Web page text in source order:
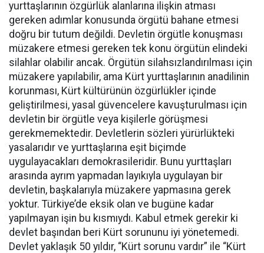
yurttaşlarının özgürlük alanlarına ilişkin atması
gereken adımlar konusunda örgütü bahane etmesi
doğru bir tutum değildi. Devletin örgütle konuşması
müzakere etmesi gereken tek konu örgütün elindeki
silahlar olabilir ancak. Örgütün silahsızlandırılması için
müzakere yapılabilir, ama Kürt yurttaşlarının anadilinin
korunması, Kürt kültürünün özgürlükler içinde
geliştirilmesi, yasal güvencelere kavuşturulması için
devletin bir örgütle veya kişilerle görüşmesi
gerekmemektedir. Devletlerin sözleri yürürlükteki
yasalarıdır ve yurttaşlarına eşit biçimde
uygulayacakları demokrasileridir. Bunu yurttaşları
arasında ayrım yapmadan layıkıyla uygulayan bir
devletin, başkalarıyla müzakere yapmasına gerek
yoktur. Türkiye’de eksik olan ve bugüne kadar
yapılmayan işin bu kısmıydı. Kabul etmek gerekir ki
devlet başından beri Kürt sorununu iyi yönetemedi.
Devlet yaklaşık 50 yıldır, “Kürt sorunu vardır” ile “Kürt